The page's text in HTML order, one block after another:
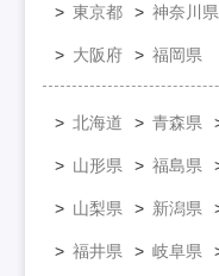
東京都 神奈川県
大阪府 福岡県
北海道 青森県
山形県 福島県
山梨県 新潟県
福井県 岐阜県